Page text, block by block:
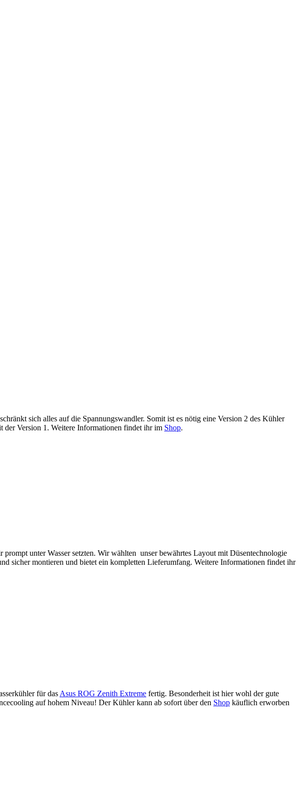
sich alles auf die Spannungswandler. Somit ist es nötig eine Version 2 des Kühler
der Version 1. Weitere Informationen findet ihr im Shop.
prompt unter Wasser setzten. Wir wählten unser bewährtes Layout mit Düsentechnologie
sicher montieren und bietet ein kompletten Lieferumfang. Weitere Informationen findet ihr
für das Asus ROG Zenith Extreme fertig. Besonderheit ist hier wohl der gute
auf hohem Niveau! Der Kühler kann ab sofort über den Shop käuflich erworben